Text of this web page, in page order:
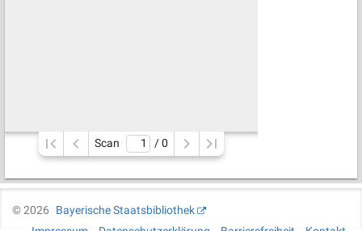
Scan / 0
©2026
Bayerische Staatsbibliothek